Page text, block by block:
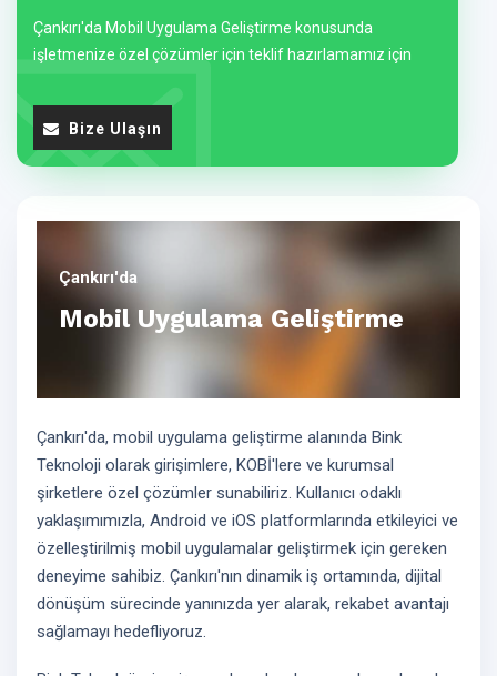
Çankırı'da Mobil Uygulama Geliştirme konusunda
işletmenize özel çözümler için teklif hazırlamamız için
Bize Ulaşın
Çankırı'da
Mobil Uygulama Geliştirme
Çankırı'da, mobil uygulama geliştirme alanında Bink
Teknoloji olarak girişimlere, KOBİ'lere ve kurumsal
şirketlere özel çözümler sunabiliriz. Kullanıcı odaklı
yaklaşımımızla, Android ve iOS platformlarında etkileyici ve
özelleştirilmiş mobil uygulamalar geliştirmek için gereken
deneyime sahibiz. Çankırı'nın dinamik iş ortamında, dijital
dönüşüm sürecinde yanınızda yer alarak, rekabet avantajı
sağlamayı hedefliyoruz.